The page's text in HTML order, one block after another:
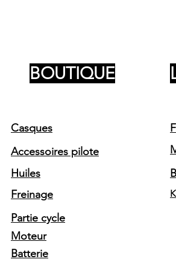
BOUTIQUE
Casques
Accessoires pilote
Huiles
Freinage
Partie cycle
Moteur
Batterie